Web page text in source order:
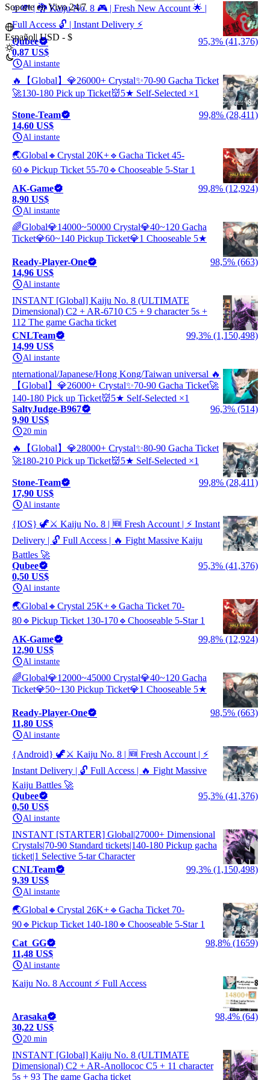
Soporte en Vivo 24/7
Español| USD - $
⭐ 💸 | 🐉 Kaiju No. 8 🎮 | Fresh New Account 🌟 |
Full Access 🔓 | Instant Delivery ⚡
Qubee
95,3% (41,376)
0,87 US$
Al instante
🔥【Global】💎26000+ Crystal✨️70-90 Gacha Ticket
🚀130-180 Pick up Ticket👹5★ Self-Selected ×1
Stone-Team
99,8% (28,411)
14,60 US$
Al instante
🌏Global🔸Crystal 20K+🔹Gacha Ticket 45-
60🔹Pickup Ticket 55-70🔹Chooseable 5-Star 1
AK-Game
99,8% (12,924)
8,90 US$
Al instante
🌈Global💎14000~50000 Crystal💎40~120 Gacha
Ticket💎60~140 Pickup Ticket💎1 Chooseable 5★
Ready-Player-One
98,5% (663)
14,96 US$
Al instante
INSTANT [Global] Kaiju No. 8 (ULTIMATE
Dimensional) C2 + AR-6710 C5 + 9 character 5s +
112 The game Gacha ticket
CNLTeam
99,3% (1,150,498)
14,99 US$
Al instante
nternational/Japanese/Hong Kong/Taiwan universal 🔥
【Global】💎26000+ Crystal✨️70-90 Gacha Ticket🚀
140-180 Pick up Ticket👹5★ Self-Selected ×1
SaltyJudge-B967
96,3% (514)
9,90 US$
20 min
🔥【Global】💎28000+ Crystal✨️80-90 Gacha Ticket
🚀180-210 Pick up Ticket👹5★ Self-Selected ×1
Stone-Team
99,8% (28,411)
17,90 US$
Al instante
{IOS} 🦖⚔️ Kaiju No. 8 | 🆕 Fresh Account | ⚡ Instant
Delivery | 🔓 Full Access | 🔥 Fight Massive Kaiju
Battles 🚀
Qubee
95,3% (41,376)
0,50 US$
Al instante
🌏Global🔸Crystal 25K+🔹Gacha Ticket 70-
80🔹Pickup Ticket 130-170🔹Chooseable 5-Star 1
AK-Game
99,8% (12,924)
12,90 US$
Al instante
🌈Global💎12000~45000 Crystal💎40~120 Gacha
Ticket💎50~130 Pickup Ticket💎1 Chooseable 5★
Ready-Player-One
98,5% (663)
11,80 US$
Al instante
{Android} 🦖⚔️ Kaiju No. 8 | 🆕 Fresh Account | ⚡
Instant Delivery | 🔓 Full Access | 🔥 Fight Massive
Kaiju Battles 🚀
Qubee
95,3% (41,376)
0,50 US$
Al instante
INSTANT [STARTER] Global|27000+ Dimensional
Crystals|70-90 Standard tickets|140-180 Pickup gacha
ticket|1 Selective 5-tar Character
CNLTeam
99,3% (1,150,498)
9,39 US$
Al instante
🌏Global🔸Crystal 26K+🔹Gacha Ticket 70-
90🔹Pickup Ticket 140-180🔹Chooseable 5-Star 1
Cat_GG
98,8% (1659)
11,48 US$
Al instante
Kaiju No. 8 Account ⚡ Full Access
Arasaka
98,4% (64)
30,22 US$
20 min
INSTANT [Global] Kaiju No. 8 (ULTIMATE
Dimensional) C2 + AR-Anollococ C5 + 11 character
5s + 93 The game Gacha ticket